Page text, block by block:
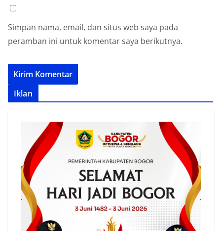
Simpan nama, email, dan situs web saya pada
peramban ini untuk komentar saya berikutnya.
Iklan